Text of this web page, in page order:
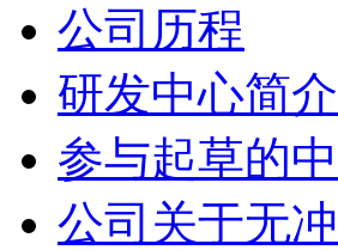
公司历程
研发中心简介
参与起草的
公司关于无